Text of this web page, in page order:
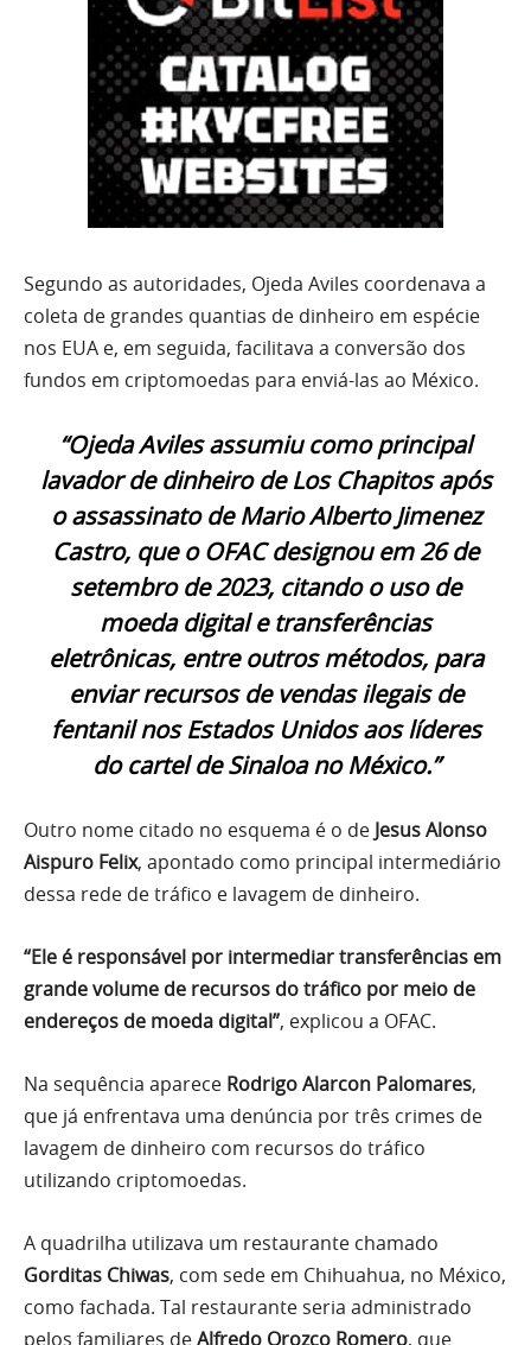
Segundo as autoridades, Ojeda Aviles coordenava a
coleta de grandes quantias de dinheiro em espécie
nos EUA e, em seguida, facilitava a conversão dos
fundos em criptomoedas para enviá-las ao México.
“Ojeda Aviles assumiu como principal
lavador de dinheiro de Los Chapitos após
o assassinato de Mario Alberto Jimenez
Castro, que o OFAC designou em 26 de
setembro de 2023, citando o uso de
moeda digital e transferências
eletrônicas, entre outros métodos, para
enviar recursos de vendas ilegais de
fentanil nos Estados Unidos aos líderes
do cartel de Sinaloa no México.”
Outro nome citado no esquema é o de Jesus Alonso
Aispuro Felix, apontado como principal intermediário
dessa rede de tráfico e lavagem de dinheiro.
“Ele é responsável por intermediar transferências em
grande volume de recursos do tráfico por meio de
endereços de moeda digital”, explicou a OFAC.
Na sequência aparece Rodrigo Alarcon Palomares,
que já enfrentava uma denúncia por três crimes de
lavagem de dinheiro com recursos do tráfico
utilizando criptomoedas.
A quadrilha utilizava um restaurante chamado
Gorditas Chiwas, com sede em Chihuahua, no México,
como fachada. Tal restaurante seria administrado
pelos familiares deAlfredo Orozco Romero, que